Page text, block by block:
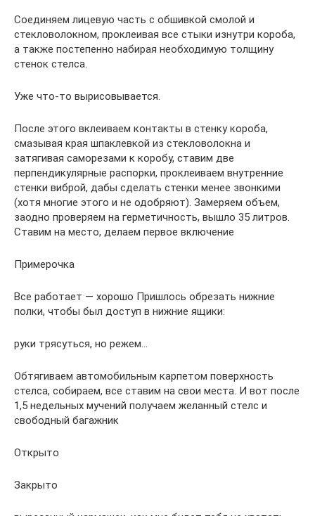
Соединяем лицевую часть с обшивкой смолой и
стекловолокном, проклеивая все стыки изнутри короба,
а также постепенно набирая необходимую толщину
стенок стелса.
Уже что-то вырисовывается.
После этого вклеиваем контакты в стенку короба,
смазывая края шпаклевкой из стекловолокна и
затягивая саморезами к коробу, ставим две
перпендикулярные распорки, проклеиваем внутренние
стенки виброй, дабы сделать стенки менее звонкими
(хотя многие этого и не одобряют). Замеряем объем,
заодно проверяем на герметичность, вышло 35 литров.
Ставим на место, делаем первое включение
Примерочка
Все работает — хорошо Пришлось обрезать нижние
полки, чтобы был доступ в нижние ящики:
руки трясуться, но режем…
Обтягиваем автомобильным карпетом поверхность
стелса, собираем, все ставим на свои места. И вот после
1,5 недельных мучений получаем желанный стелс и
свободный багажник
Открыто
Закрыто